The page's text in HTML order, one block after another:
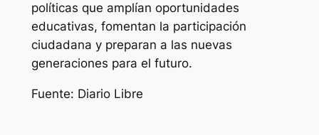
políticas que amplían oportunidades
educativas, fomentan la participación
ciudadana y preparan a las nuevas
generaciones para el futuro.
Fuente: Diario Libre